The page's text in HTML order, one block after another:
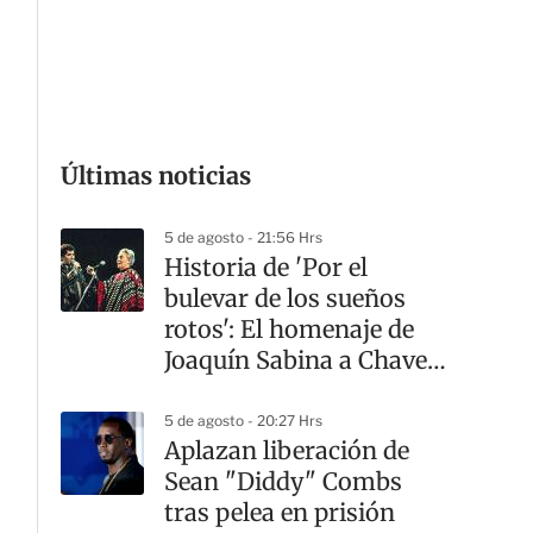
Últimas noticias
5 de agosto - 21:56 Hrs
Historia de 'Por el
bulevar de los sueños
rotos': El homenaje de
Joaquín Sabina a Chavela
5 de agosto - 20:27 Hrs
Aplazan liberación de
Sean "Diddy" Combs
tras pelea en prisión